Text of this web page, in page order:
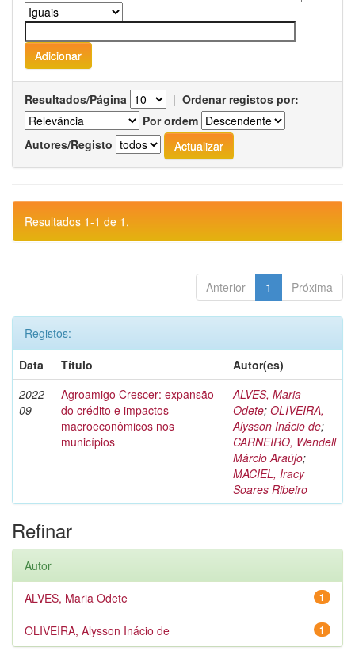
Resultados/Página | Ordenar registos por:
Por ordem
Autores/Registo
Resultados 1-1 de 1.
Anterior 1 Próxima
Registos:
Data
Título
Autor(es)
2022-
09
Agroamigo Crescer: expansão
do crédito e impactos
macroeconômicos nos
municípios
ALVES, Maria
Odete; OLIVEIRA,
Alysson Inácio de;
CARNEIRO, Wendell
Márcio Araújo;
MACIEL, Iracy
Soares Ribeiro
Refinar
Autor
1
ALVES, Maria Odete
1
OLIVEIRA, Alysson Inácio de